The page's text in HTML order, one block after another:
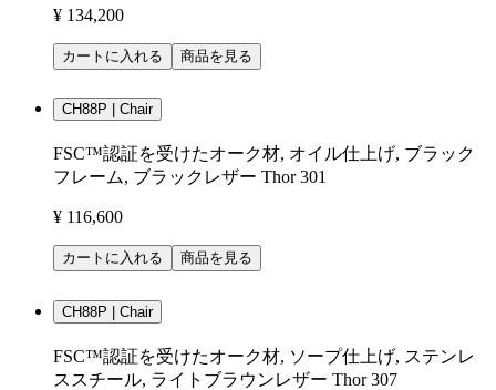
¥ 134,200
カートに入れる 商品を見る
CH88P | Chair
FSC™認証を受けたオーク材, オイル仕上げ, ブラック
フレーム, ブラックレザー Thor 301
¥ 116,600
カートに入れる 商品を見る
CH88P | Chair
FSC™認証を受けたオーク材, ソープ仕上げ, ステンレ
ススチール, ライトブラウンレザー Thor 307